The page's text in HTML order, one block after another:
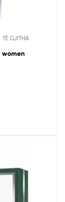
TË GJITHA
women